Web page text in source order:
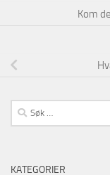
Kom
Søk
etter:
KATEGORIER